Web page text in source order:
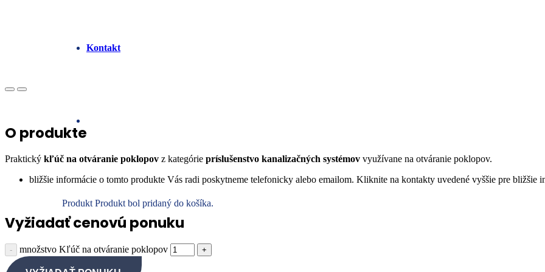
Kontakt
Produkt Produkt bol pridaný do košíka.
O produkte
Praktický kľúč na otváranie poklopov z kategórie príslušenstvo kanalizačných systémov využívane na otváranie poklopov.
bližšie informácie o tomto produkte Vás radi poskytneme telefonicky alebo emailom. Kliknite na kontakty uvedené vyššie pre bližšie
Vyžiadať cenovú ponuku
množstvo Kľúč na otváranie poklopov